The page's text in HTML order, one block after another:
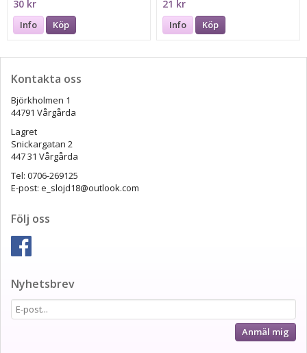
30 kr
Info Köp
21 kr
Info Köp
Kontakta oss
Björkholmen 1
44791 Vårgårda
Lagret
Snickargatan 2
447 31 Vårgårda
Tel: 0706-269125
E-post: e_slojd18@outlook.com
Följ oss
Nyhetsbrev
Anmäl mig